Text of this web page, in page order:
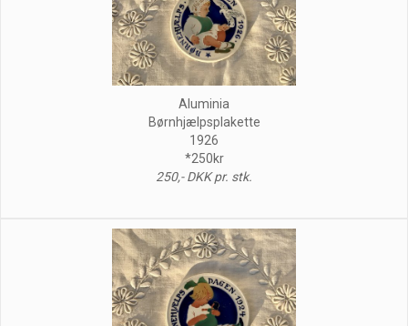
Aluminia
Børnhjælpsplakette
1926
*250kr
250,- DKK pr. stk.